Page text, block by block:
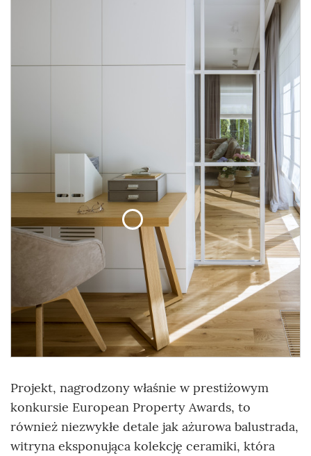
Projekt, nagrodzony właśnie w prestiżowym
konkursie European Property Awards, to
również niezwykłe detale jak ażurowa balustrada,
witryna eksponująca kolekcję ceramiki, która